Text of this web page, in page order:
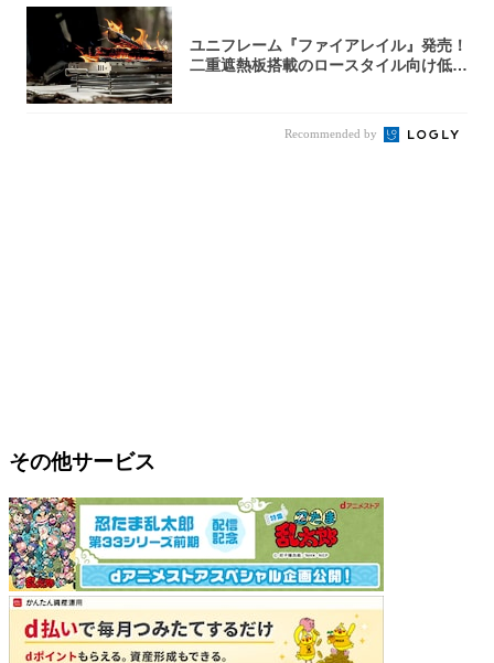
ユニフレーム『ファイアレイル』発売！
二重遮熱板搭載のロースタイル向け低型
Recommended by
その他サービス